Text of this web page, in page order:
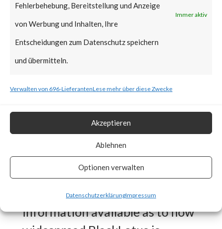
Fehlerbehebung, Bereitstellung und Anzeige
von Werbung und Inhalten, Ihre
Entscheidungen zum Datenschutz speichern
und übermitteln.
Immer aktiv
Verwalten von 696-LieferantenLese mehr über diese Zwecke
Akzeptieren
Ablehnen
Optionen verwalten
DatenschutzerklärungImpressum
reportedly it can still be
exploitable as the affected
signed binaries are not yet in
the UEFI revocation
list.According to ESET,
machines’ locales are set to
Armenia, Belarus, Kazakhstan,
Moldova, Russia, and
Ukraine.How Widespread is
BlackLotus?There is no
information available as to how